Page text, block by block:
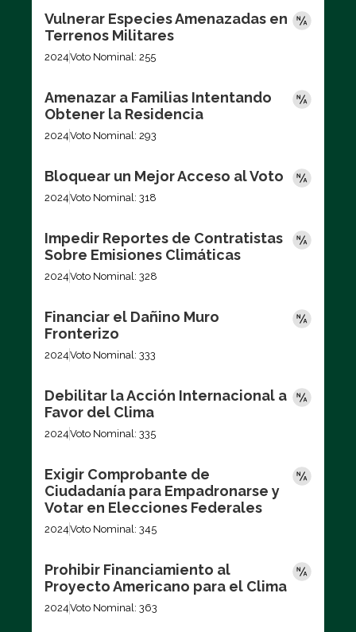
Vulnerar Especies Amenazadas en
Terrenos Militares
2024Voto Nominal: 255
Amenazar a Familias Intentando
Obtener la Residencia
2024Voto Nominal: 293
Bloquear un Mejor Acceso al Voto
2024Voto Nominal: 318
Impedir Reportes de Contratistas
Sobre Emisiones Climáticas
2024Voto Nominal: 328
Financiar el Dañino Muro
Fronterizo
2024Voto Nominal: 333
Debilitar la Acción Internacional a
Favor del Clima
2024Voto Nominal: 335
Exigir Comprobante de
Ciudadanía para Empadronarse y
Votar en Elecciones Federales
2024Voto Nominal: 345
Prohibir Financiamiento al
Proyecto Americano para el Clima
2024Voto Nominal: 363